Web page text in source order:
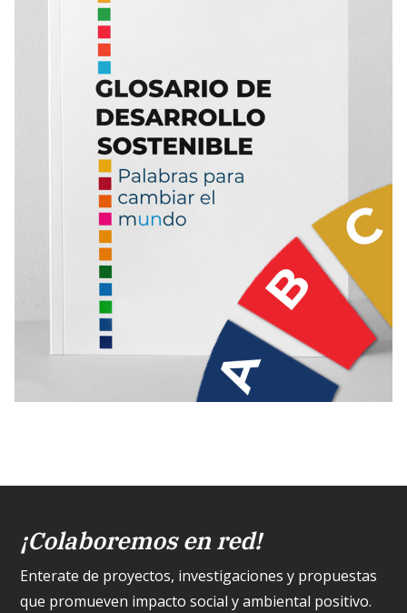
¡Colaboremos en red!
Enterate de proyectos, investigaciones y propuestas
que promueven impacto social y ambiental positivo.